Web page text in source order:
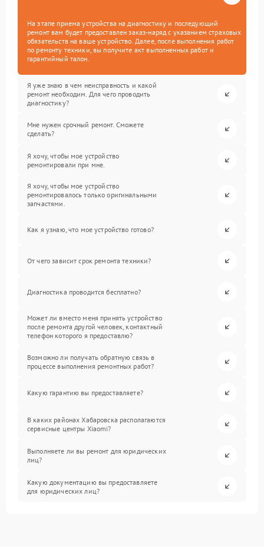
На этапе приема устройства на диагностику и последующий
ремонт вам будет предоставлен заказ-наряд с указанием страховых
обязательств на ваше устройство. Далее, после выполнения работ
по ремонту техники, вы получите акт выполненных работ и
гарантийный талон.
Я уже знаю в чем неисправность и какой
ремонт необходим. Для чего проводить
диагностику?
Мне нужен срочный ремонт. Сможете
сделать?
Я хочу, чтобы мое устройство
ремонтировали при мне.
Я хочу, чтобы мое устройство
ремонтировалось только оригинальными
запчастями.
Как я узнаю, что мое устройство готово?
От чего зависит срок ремонта техники?
Диагностика проводится бесплатно?
Может ли вместо меня принять устройство
после ремонта другой человек, контактный
телефон которого я предоставлю?
Возможно ли получать обратную связь в
процессе выполнения ремонтных работ?
Какую гарантию вы предоставляете?
В каких районах Хабаровска располагаются
сервисные центры Xiaomi?
Выполняете ли вы ремонт для юридических
лиц?
Какую документацию вы предоставляете
для юридических лиц?